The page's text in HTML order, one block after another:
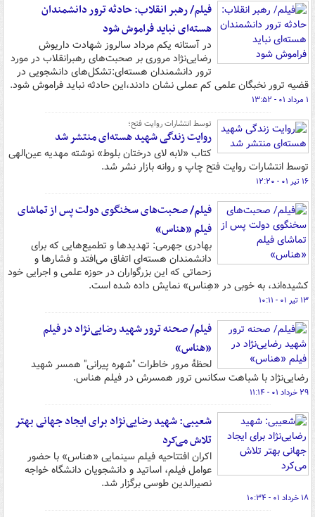
فیلم/ رهبر انقلاب: حادثه ترور دانشمندان
هسته‌ای نباید فراموش شود
در آستانه یکم مرداد سالروز شهادت داریوش
رضایی‌نژاد مروری بر صحبت‌های رهبرانقلاب در مورد
ترور دانشمندان هسته‌ای:تشکل‌های دانشجویی در
قضیه ترور نخبگان علمی کم عملی نشان دادند،این حادثه نباید فراموش شود.
۱ مرداد ۰۱ - ۱۳:۵۲
توسط انتشارات روایت فتح؛
روایت زندگی شهید هسته‌ای منتشر شد
کتاب «لابه لای درختان بلوط» نوشته مهدیه عین‌الهی
توسط انتشارات روایت فتح چاپ و روانه بازار نشر شد.
۱۶ تیر ۰۱ - ۱۲:۲۰
فیلم/ صحبت‌های سخنگوی دولت پس از تماشای
فیلم «هناس»
بهادری جهرمی: تهدیدها و تطمیع‌هایی که برای
دانشمندان هسته‌ای اتفاق می‌افتد و فشارها و
زحماتی که این بزرگواران در حوزه علمی و اجرایی خود
کشیده‌اند، به خوبی در «هِناس» نمایش داده شده است.
۱۳ تیر ۰۱ - ۱۰:۱۱
فیلم/ صحنه ترور شهید رضایی‌نژاد در فیلم
«هناس»
لحظهٔ مرور خاطرات "شهره پیرانی" همسر شهید
رضایی‌نژاد با شباهت سکانس ترور همسرش در فیلم هناس.
۲۹ خرداد ۰۱ - ۱۱:۱۴
شعیبی: شهید رضایی‌نژاد برای ایجاد جهانی بهتر
تلاش می‌کرد
اکران افتتاحیه فیلم سینمایی «هناس» با حضور
عوامل فیلم، اساتید و دانشجویان دانشگاه خواجه
نصیرالدین طوسی برگزار شد.
۱۸ خرداد ۰۱ - ۱۰:۳۴